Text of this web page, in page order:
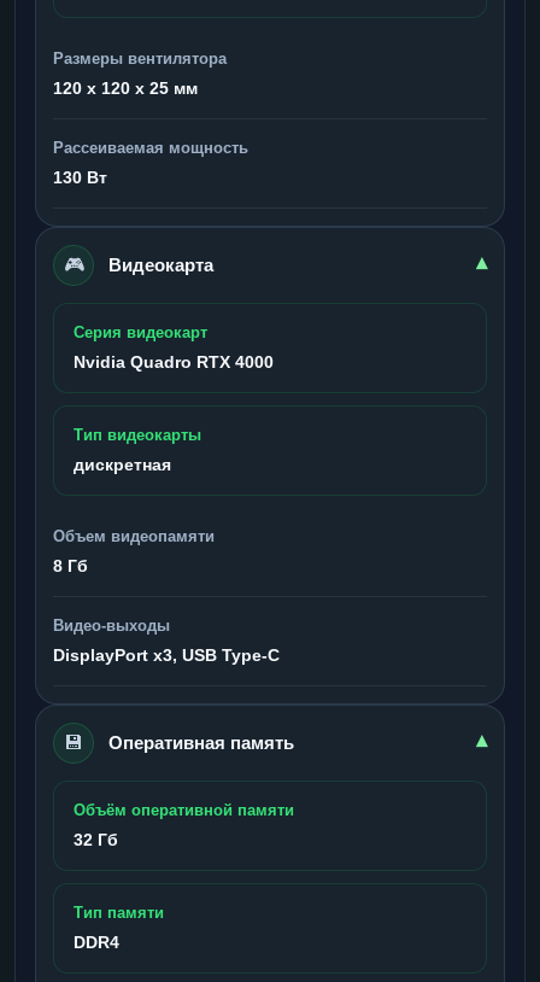
Размеры вентилятора
120 x 120 x 25 мм
Рассеиваемая мощность
130 Вт
🎮 Видеокарта ▾
Серия видеокарт
Nvidia Quadro RTX 4000
Тип видеокарты
дискретная
Объем видеопамяти
8 Гб
Видео-выходы
DisplayPort x3, USB Type-C
💾 Оперативная память ▾
Объём оперативной памяти
32 Гб
Тип памяти
DDR4